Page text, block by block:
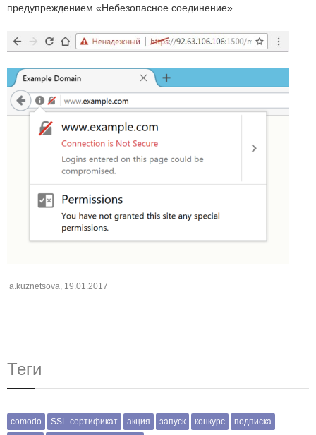
предупреждением «Небезопасное соединение».
a.kuznetsova, 19.01.2017
Теги
comodo SSL-сертификат акция запуск конкурс
подписка